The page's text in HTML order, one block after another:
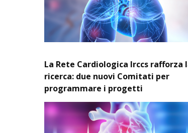
La Rete Cardiologica Irccs rafforza
ricerca: due nuovi Comitati per
programmare i progetti